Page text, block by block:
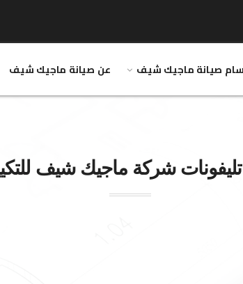
صيانة ماجيك شيف عن صيانة ماجيك شيف
تليفونات شركةماجيك شيف